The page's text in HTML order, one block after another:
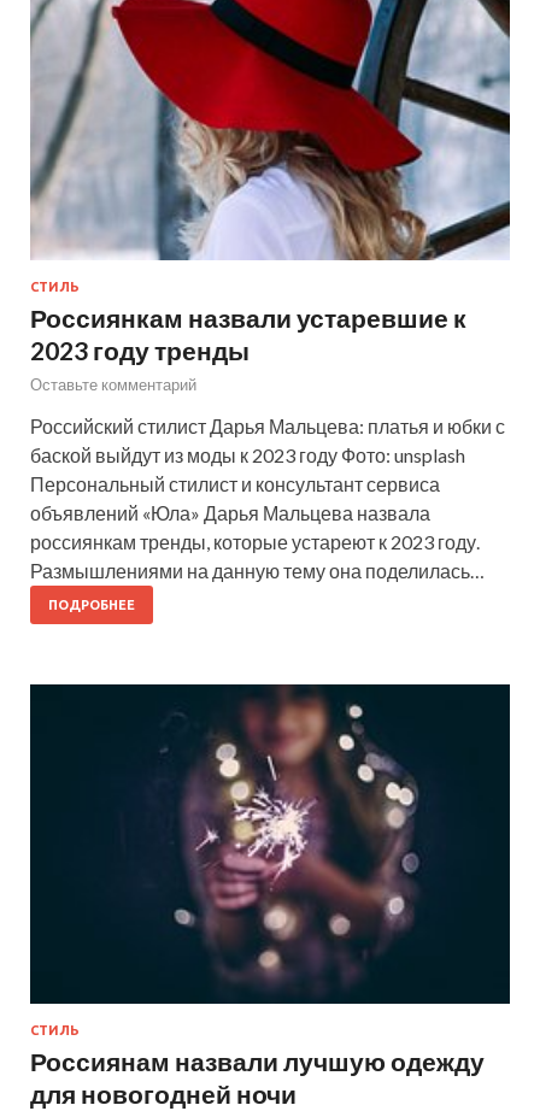
СТИЛЬ
Россиянкам назвали устаревшие к
2023 году тренды
Оставьте комментарий
Российский стилист Дарья Мальцева: платья и юбки с
баской выйдут из моды к 2023 году Фото: unsplash
Персональный стилист и консультант сервиса
объявлений «Юла» Дарья Мальцева назвала
россиянкам тренды, которые устареют к 2023 году.
Размышлениями на данную тему она поделилась…
ПОДРОБНЕЕ
СТИЛЬ
Россиянам назвали лучшую одежду
для новогодней ночи